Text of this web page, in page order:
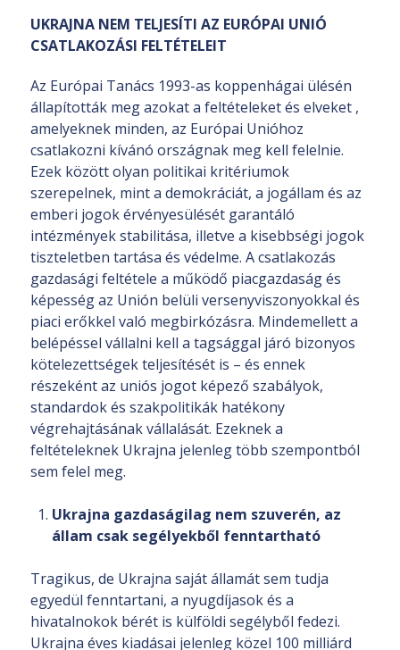
UKRAJNA NEM TELJESÍTI AZ EURÓPAI UNIÓ
CSATLAKOZÁSI FELTÉTELEIT
Az Európai Tanács 1993-as koppenhágai ülésén
állapították meg azokat a feltételeket és elveket ,
amelyeknek minden, az Európai Unióhoz
csatlakozni kívánó országnak meg kell felelnie.
Ezek között olyan politikai kritériumok
szerepelnek, mint a demokráciát, a jogállam és az
emberi jogok érvényesülését garantáló
intézmények stabilitása, illetve a kisebbségi jogok
tiszteletben tartása és védelme. A csatlakozás
gazdasági feltétele a működő piacgazdaság és
képesség az Unión belüli versenyviszonyokkal és
piaci erőkkel való megbirkózásra. Mindemellett a
belépéssel vállalni kell a tagsággal járó bizonyos
kötelezettségek teljesítését is – és ennek
részeként az uniós jogot képező szabályok,
standardok és szakpolitikák hatékony
végrehajtásának vállalását. Ezeknek a
feltételeknek Ukrajna jelenleg több szempontból
sem felel meg.
Ukrajna gazdaságilag nem szuverén, az
állam csak segélyekből fenntartható
Tragikus, de Ukrajna saját államát sem tudja
egyedül fenntartani, a nyugdíjasok és a
hivatalnokok bérét is külföldi segélyből fedezi.
Ukrajna éves kiadásai jelenleg közel 100 milliárd